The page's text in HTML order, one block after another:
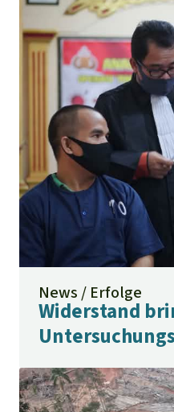
News / Erfolge
Widerstand